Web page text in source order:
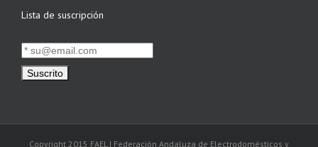
Lista de suscripción
Copyright 2015 FAEL | Federación Andaluza de Electrodomésticos y